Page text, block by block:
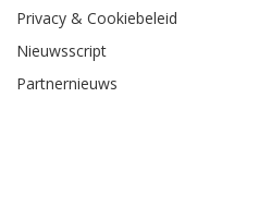
Privacy & Cookiebeleid
Nieuwsscript
Partnernieuws